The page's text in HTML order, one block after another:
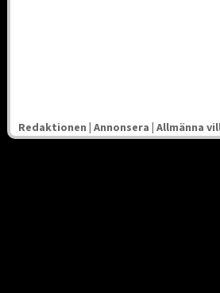
Redaktionen | Annonsera | Allmänna